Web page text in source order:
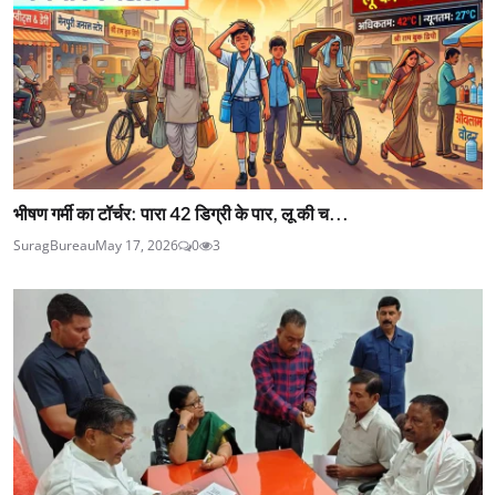
भीषण गर्मी का टॉर्चर: पारा 42 डिग्री के पार, लू की च...
SuragBureauMay 17, 2026 0 3